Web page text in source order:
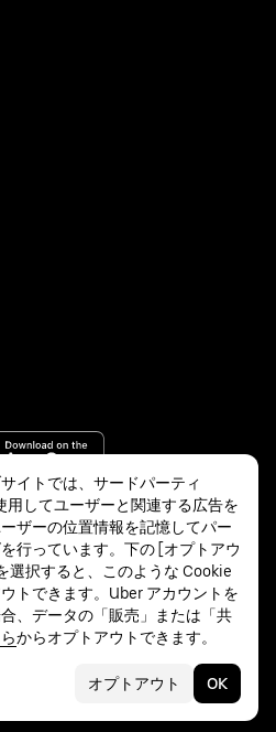
イトでは、サードパーティ
用してユーザーと関連する広告を
ザーの位置情報を記憶してパー
行っています。下の [オプトアウ
選択すると、このような Cookie
トできます。Uber アカウントを
、データの「販売」または「共
からオプトアウトできます。
オプトアウト OK